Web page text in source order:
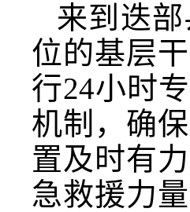
来到迭
位的基层
行24小时
机制，确
置及时有
急救援力